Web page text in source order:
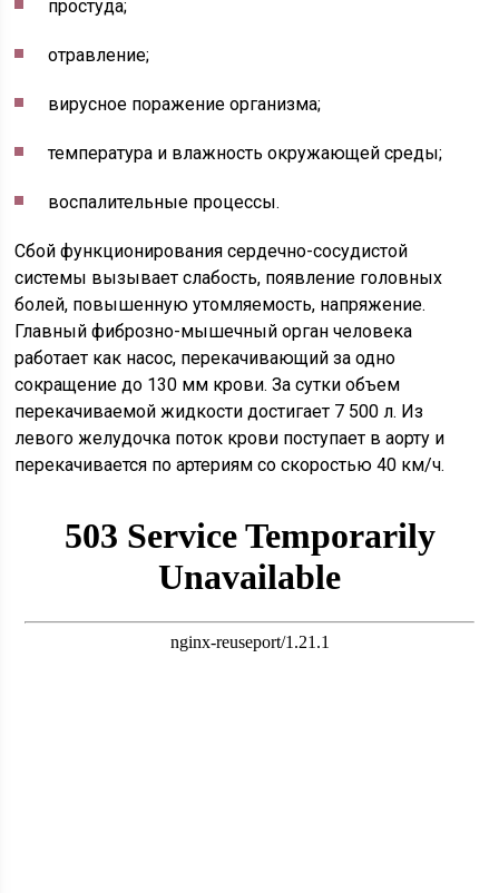
простуда;
отравление;
вирусное поражение организма;
температура и влажность окружающей среды;
воспалительные процессы.
Сбой функционирования сердечно-сосудистой
системы вызывает слабость, появление головных
болей, повышенную утомляемость, напряжение.
Главный фиброзно-мышечный орган человека
работает как насос, перекачивающий за одно
сокращение до 130 мм крови. За сутки объем
перекачиваемой жидкости достигает 7 500 л. Из
левого желудочка поток крови поступает в аорту и
перекачивается по артериям со скоростью 40 км/ч.